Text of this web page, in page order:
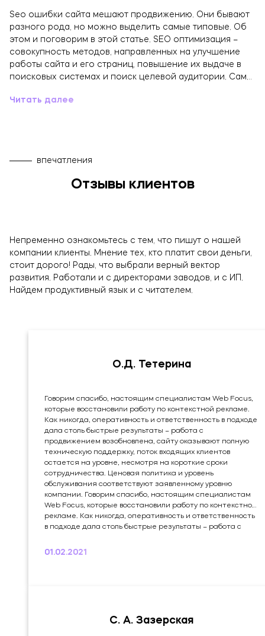
Seo ошибки сайта мешают продвижению. Они бывают
разного рода, но можно выделить самые типовые. Об
этом и поговорим в этой статье. SEO оптимизация –
совокупность методов, направленных на улучшение
работы сайта и его страниц, повышение их выдаче в
поисковых системах и поиск целевой аудитории. Сам…
Читать далее
впечатления
Отзывы клиентов
Непременно ознакомьтесь с тем, что пишут о нашей
компании клиенты. Мнение тех, кто платит свои деньги,
стоит дорого! Рады, что выбрали верный вектор
развития. Работали и с директорами заводов, и с ИП.
Найдем продуктивный язык и с читателем.
О.Д. Тетерина
Говорим спасибо, настоящим специалистам Web Focus,
которые восстановили работу по контекстной рекламе.
Как никогда, оперативность и ответственность в подходе
дала столь быстрые результаты – работа с
продвижением возобновлена, сайту оказывают полную
техническую поддержку, поток входящих клиентов
остается на уровне, несмотря на короткие сроки
сотрудничества. Ценовая политика и уровень
обслуживания соответствуют заявленному уровню
компании. Говорим спасибо, настоящим специалистам
Web Focus, которые восстановили работу по контекстной
рекламе. Как никогда, оперативность и ответственность
в подходе дала столь быстрые результаты – работа с
техническую поддержку, поток входящих клиентов
01.02.2021
С. А. Зазерская